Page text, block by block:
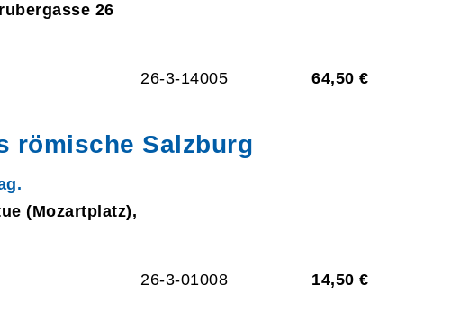
26
26-3-14005 64,50 €
römische Salzburg
(Mozartplatz),
26-3-01008 14,50 €